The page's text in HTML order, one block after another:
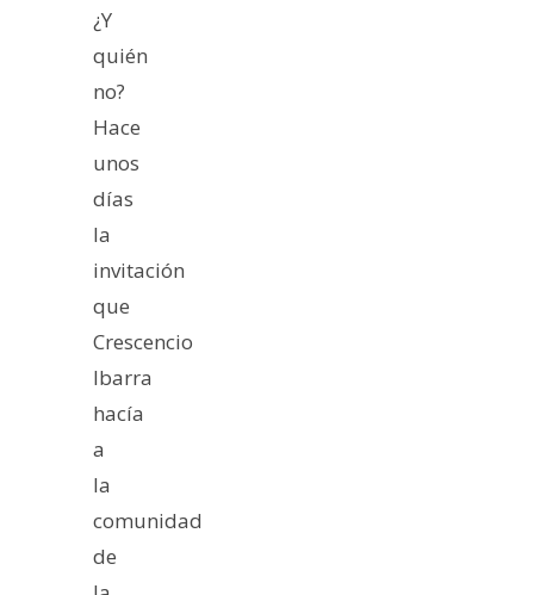
¿Y
quién
no?
Hace
unos
días
la
invitación
que
Crescencio
Ibarra
hacía
a
la
comunidad
de